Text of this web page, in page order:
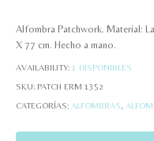
Alfombra Patchwork. Material:
X 77 cm. Hecho a mano.
AVAILABILITY: 1 DISPONIBLES
SKU: PATCH ERM 1352
CATEGORÍAS: ALFOMBRAS